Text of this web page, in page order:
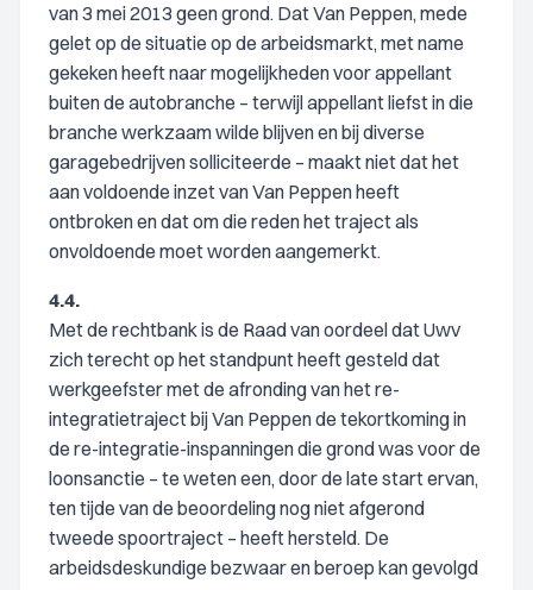
van 3 mei 2013 geen grond. Dat Van Peppen, mede
gelet op de situatie op de arbeidsmarkt, met name
gekeken heeft naar mogelijkheden voor appellant
buiten de autobranche – terwijl appellant liefst in die
branche werkzaam wilde blijven en bij diverse
garagebedrijven solliciteerde – maakt niet dat het
aan voldoende inzet van Van Peppen heeft
ontbroken en dat om die reden het traject als
onvoldoende moet worden aangemerkt.
4.4.
Met de rechtbank is de Raad van oordeel dat Uwv
zich terecht op het standpunt heeft gesteld dat
werkgeefster met de afronding van het re-
integratietraject bij Van Peppen de tekortkoming in
de re-integratie-inspanningen die grond was voor de
loonsanctie – te weten een, door de late start ervan,
ten tijde van de beoordeling nog niet afgerond
tweede spoortraject – heeft hersteld. De
arbeidsdeskundige bezwaar en beroep kan gevolgd